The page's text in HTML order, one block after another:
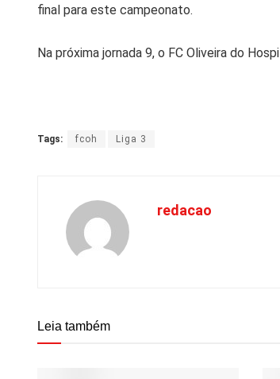
final para este campeonato.
Na próxima jornada 9, o FC Oliveira do
Tags: fcoh Liga 3
redacao
Leia também